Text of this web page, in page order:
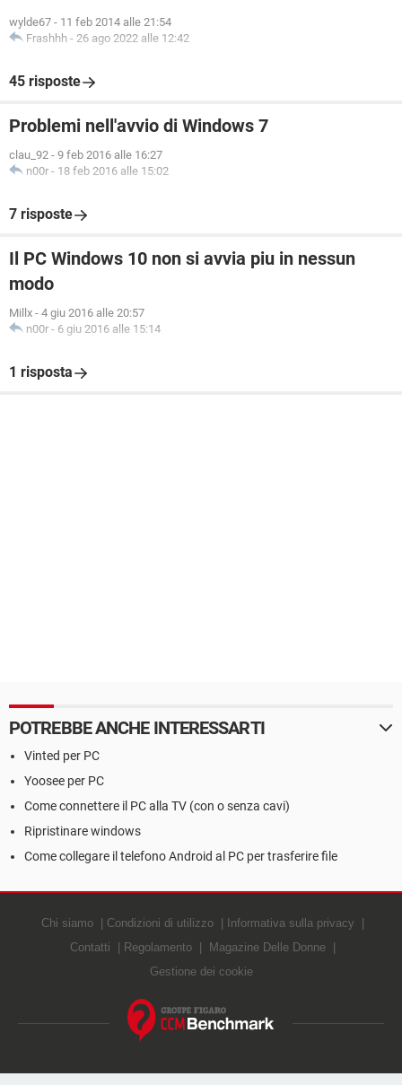
wylde67 - 11 feb 2014 alle 21:54
Frashhh - 26 ago 2022 alle 12:42
45 risposte
Problemi nell'avvio di Windows 7
clau_92 - 9 feb 2016 alle 16:27
n00r - 18 feb 2016 alle 15:02
7 risposte
Il PC Windows 10 non si avvia piu in nessun
modo
Millx - 4 giu 2016 alle 20:57
n00r - 6 giu 2016 alle 15:14
1 risposta
POTREBBE ANCHE INTERESSARTI
Vinted per PC
Yoosee per PC
Come connettere il PC alla TV (con o senza cavi)
Ripristinare windows
Come collegare il telefono Android al PC per trasferire file
Chi siamo Condizioni di utilizzo
Informativa sulla privacy
Contatti
Regolamento
Magazine Delle Donne
Gestione dei cookie